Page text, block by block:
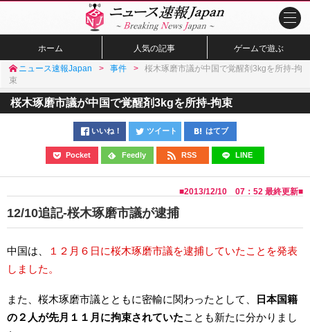
ホーム 人気の記事 ゲームで遊ぶ
ニュース速報Japan 事件
桜木琢磨市議が中国で覚醒剤3kgを所持-拘
束
桜木琢磨市議が中国で覚醒剤3kgを所持-拘束
いいね！ ツイート はてブ
Pocket Feedly RSS LINE
■2013/12/10 07：52 最終更新■
12/10追記-桜木琢磨市議が逮捕
中国は、
１２月６日に桜木琢磨市議を逮捕していたことを発表
しました。
また、桜木琢磨市議とともに密輸に関わったとして、
日本国籍
の２人が先月１１月に拘束されていたことも新たに分かりまし